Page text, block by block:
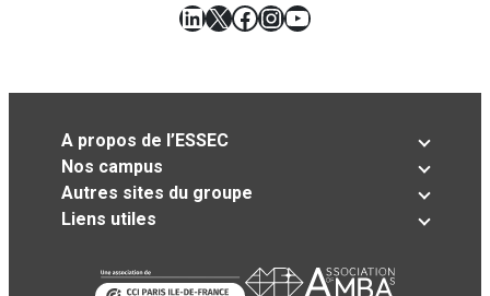
LinkedIn
X Facebook
Instagram
YouTube
A propos de l’ESSEC
Nos campus
Autres sites du groupe
Liens utiles